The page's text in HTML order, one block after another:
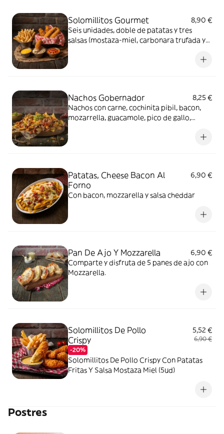
Solomillitos Gourmet
8,90 €
Seis unidades, doble de patatas y tres
salsas (mostaza-miel, carbonara trufada y
Nachos Gobernador
8,25 €
Nachos con carne, cochinita pibil, bacon,
mozarrella, guacamole, pico de gallo,
Patatas, Cheese Bacon Al
Forno
6,90 €
Con bacon, mozzarella y salsa cheddar
Pan De Ajo Y Mozzarella
6,90 €
Comparte y disfruta de 5 panes de ajo con
Mozzarella.
Solomillitos De Pollo
Crispy
-20%
5,52 €
6,90 €
Solomillitos De Pollo Crispy Con Patatas
Fritas Y Salsa Mostaza Miel (5ud)
Postres